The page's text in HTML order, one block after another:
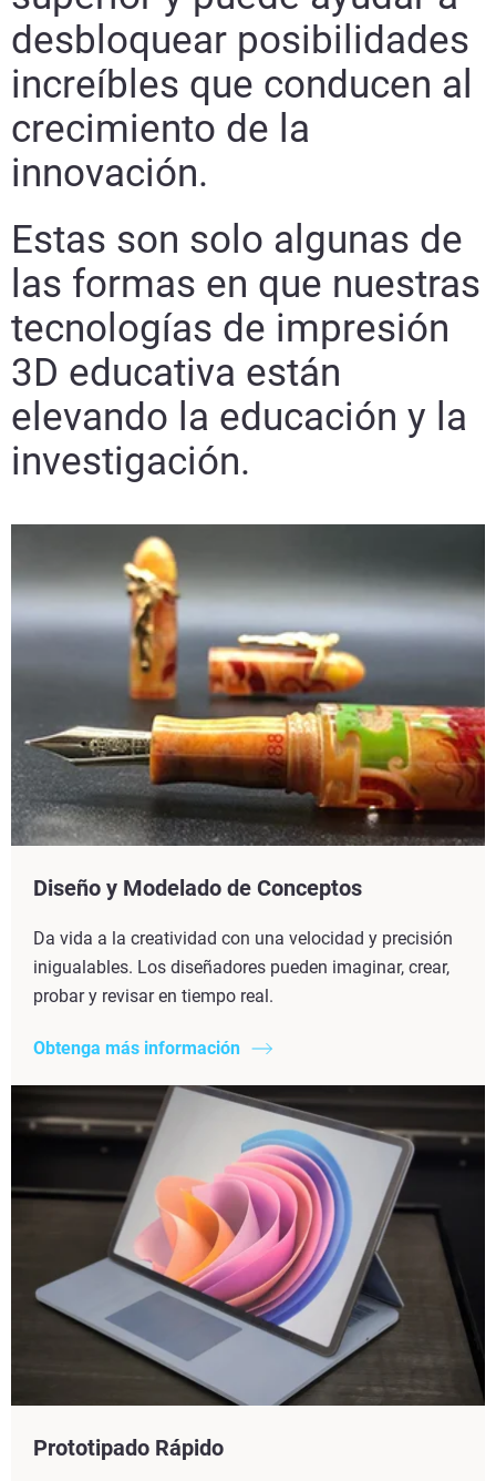
desbloquear posibilidades
increíbles que conducen al
crecimiento de la
innovación.
Estas son solo algunas de
las formas en que nuestras
tecnologías de impresión
3D educativa están
elevando la educación y la
investigación.
Diseño y Modelado de Conceptos
Da vida a la creatividad con una velocidad y precisión
inigualables. Los diseñadores pueden imaginar, crear,
probar y revisar en tiempo real.
Obtenga más información
Prototipado Rápido